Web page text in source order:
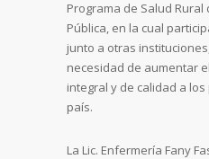
Programa de Salud
Pública, en la cual
junto a otras
necesidad de aumentar
integral y de calidad a
país.
La Lic. Enfermería Fany